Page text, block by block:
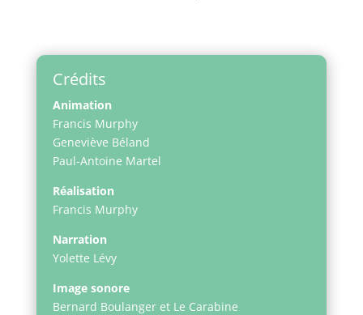
Crédits
Animation
Francis Murphy
Geneviève Béland
Paul-Antoine Martel
Réalisation
Francis Murphy
Narration
Yolette Lévy
Image sonore
Bernard Boulanger et Le Carabine